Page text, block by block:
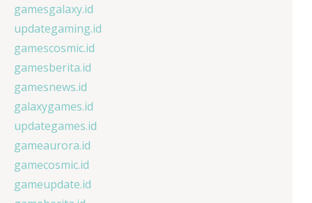
gamesgalaxy.id
updategaming.id
gamescosmic.id
gamesberita.id
gamesnews.id
galaxygames.id
updategames.id
gameaurora.id
gamecosmic.id
gameupdate.id